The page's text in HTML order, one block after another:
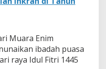
Muara Enim
ibadah puasa
raya Idul Fitri 1445